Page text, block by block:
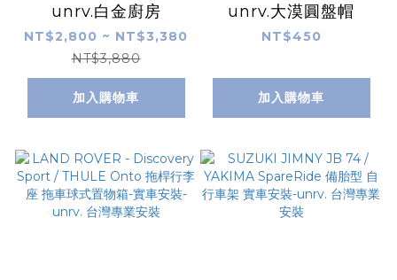
unrv.白金廚房
NT$2,800 ~ NT$3,380
NT$3,880
加入購物車
unrv.大漠圓盤帽
NT$450
加入購物車